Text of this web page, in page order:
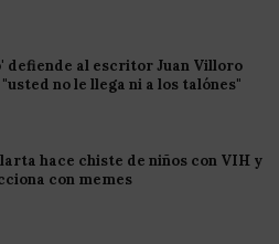
defiende al escritor Juan Villoro
no le llega ni a los talónes"
hace chiste de niños con VIH y
con memes